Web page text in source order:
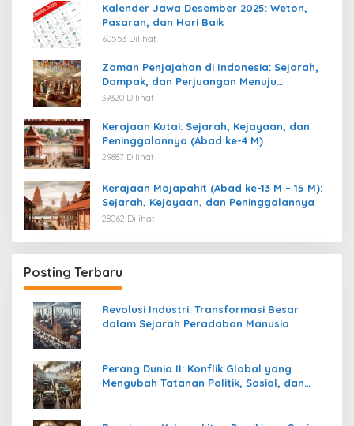
Kalender Jawa Desember 2025: Weton,
Pasaran, dan Hari Baik
60553 Dilihat
Zaman Penjajahan di Indonesia: Sejarah,
Dampak, dan Perjuangan Menuju
Kemerdekaan
39320 Dilihat
Kerajaan Kutai: Sejarah, Kejayaan, dan
Peninggalannya (Abad ke-4 M)
29887 Dilihat
Kerajaan Majapahit (Abad ke-13 M – 15 M):
Sejarah, Kejayaan, dan Peninggalannya
28062 Dilihat
Posting Terbaru
Revolusi Industri: Transformasi Besar
dalam Sejarah Peradaban Manusia
Perang Dunia II: Konflik Global yang
Mengubah Tatanan Politik, Sosial, dan